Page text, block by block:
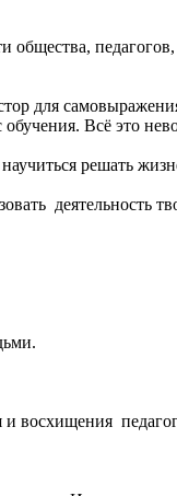
общества,
для
Всё это
решать
деятельность
и восхищения